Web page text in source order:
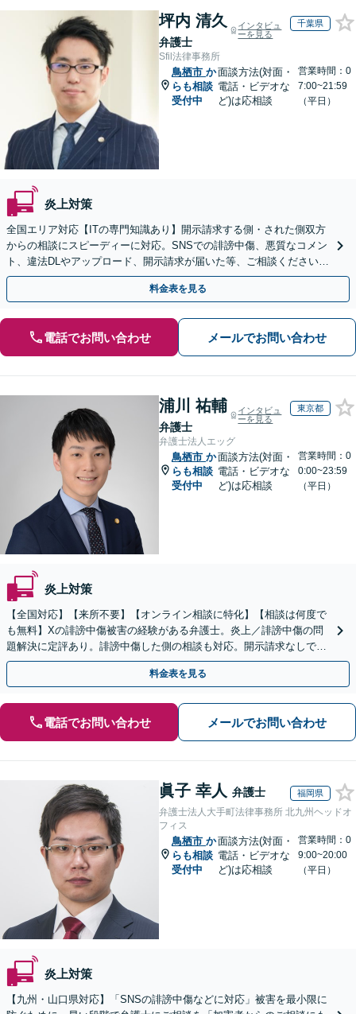
坪内 清久
弁護士
インタビュ
ーを見る
千葉県
Sfil法律事務所
鳥栖市 か
らも相談
受付中
面談方法(対面・
電話・ビデオな
ど)は応相談
営業時間：0
7:00~21:59
（平日）
炎上対策
全国エリア対応【ITの専門知識あり】開示請求する側・された側双方
からの相談にスピーディーに対応。SNSでの誹謗中傷、悪質なコメン
ト、違法DLやアップロード、開示請求が届いた等、ご相談ください
【WEB面談OK&解決実績豊富】【千葉中央駅4分】
料金表を見る
電話でお問い合わせ メールでお問い合わせ
浦川 祐輔
弁護士
インタビュ
ーを見る
東京都
弁護士法人エッグ
鳥栖市 か
らも相談
受付中
面談方法(対面・
電話・ビデオな
ど)は応相談
営業時間：0
0:00~23:59
（平日）
炎上対策
【全国対応】【来所不要】【オンライン相談に特化】【相談は何度で
も無料】Xの誹謗中傷被害の経験がある弁護士。炎上／誹謗中傷の問
題解決に定評あり。誹謗中傷した側の相談も対応。開示請求なしで本
人の特定ができる場合もあり。
料金表を見る
電話でお問い合わせ メールでお問い合わせ
眞子 幸人 弁護士 福岡県
弁護士法人大手町法律事務所 北九州ヘッドオ
フィス
鳥栖市 か
らも相談
受付中
面談方法(対面・
電話・ビデオな
ど)は応相談
営業時間：0
9:00~20:00
（平日）
炎上対策
【九州・山口県対応】「SNSの誹謗中傷などに対応」被害を最小限に